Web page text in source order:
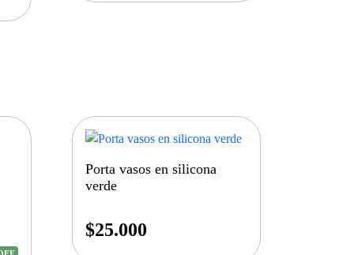
Porta vasos en silicona
verde
$25.000